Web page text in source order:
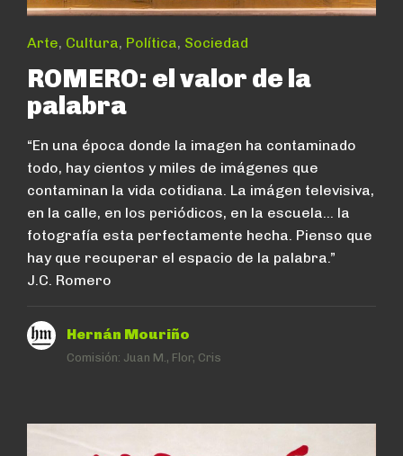
Arte, Cultura, Política, Sociedad
ROMERO: el valor de la
palabra
“En una época donde la imagen ha contaminado
todo, hay cientos y miles de imágenes que
contaminan la vida cotidiana. La imágen televisiva,
en la calle, en los periódicos, en la escuela… la
fotografía esta perfectamente hecha. Pienso que
hay que recuperar el espacio de la palabra.”
J.C. Romero
Hernán Mouriño
Comisión: Juan M., Flor, Cris